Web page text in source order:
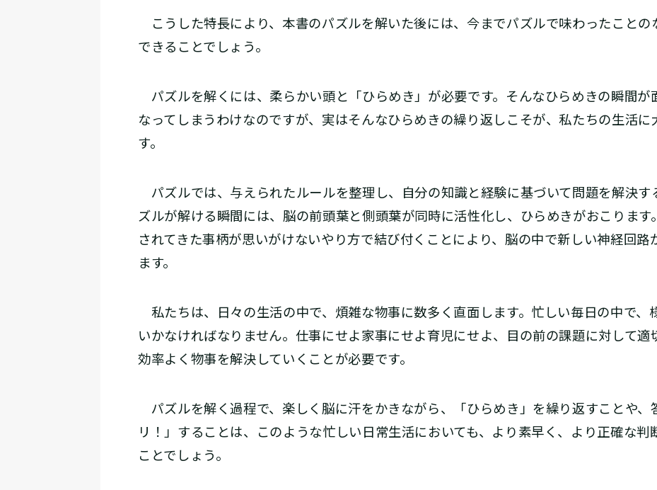
こうした特長により、本書のパズルを解いた後には、今までパズルで味わったことの
できることでしょう。
パズルを解くには、柔らかい頭と「ひらめき」が必要です。そんなひらめきの瞬間が
なってしまうわけなのですが、実はそんなひらめきの繰り返しこそが、私たちの生活に
す。
パズルでは、与えられたルールを整理し、自分の知識と経験に基づいて問題を解決す
ズルが解ける瞬間には、脳の前頭葉と側頭葉が同時に活性化し、ひらめきがおこります
されてきた事柄が思いがけないやり方で結び付くことにより、脳の中で新しい神経回路
ます。
私たちは、日々の生活の中で、煩雑な物事に数多く直面します。忙しい毎日の中で、
いかなければなりません。仕事にせよ家事にせよ育児にせよ、目の前の課題に対して適
効率よく物事を解決していくことが必要です。
パズルを解く過程で、楽しく脳に汗をかきながら、「ひらめき」を繰り返すことや、
リ！」することは、このような忙しい日常生活においても、より素早く、より正確な判
ことでしょう。